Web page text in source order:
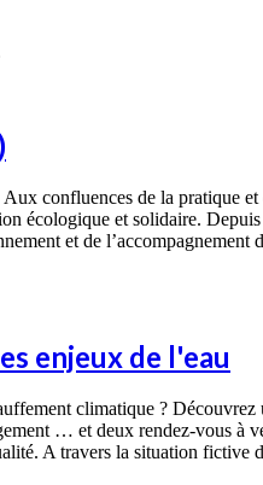
confluences de la pratique et
écologique et solidaire.
et de l’accompagnement
enjeux de l'eau
climatique ?
… et deux rendez-vous à
A travers la situation fictive